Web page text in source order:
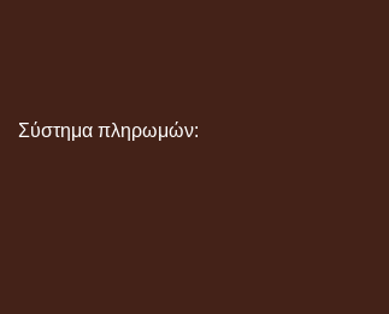
Σύστημα πληρωμών: